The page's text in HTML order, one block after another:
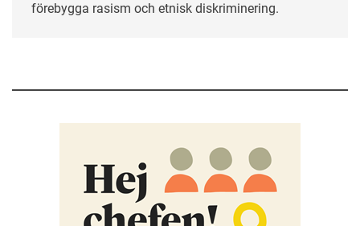
förebygga rasism och etnisk diskriminering.